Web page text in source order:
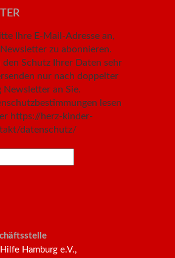
Ihre E-Mail-Adresse an,
zu abonnieren.
Schutz Ihrer Daten sehr
nur nach doppelter
Newsletter an Sie.
lesen
https://herz-kinder-
datenschutz/
Hamburg e.V.,